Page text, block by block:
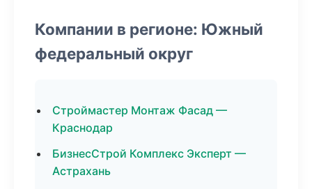
Компании в регионе: Южный
федеральный округ
Строймастер Монтаж Фасад —
Краснодар
БизнесСтрой Комплекс Эксперт —
Астрахань